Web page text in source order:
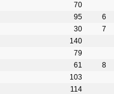
70
95
6
30
7
140
79
61
8
103
114